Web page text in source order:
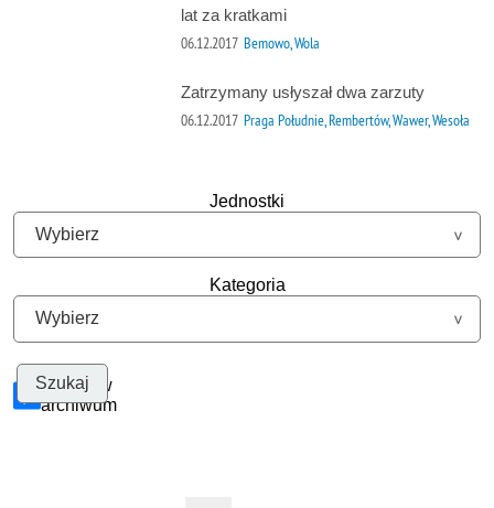
lat za kratkami
06.12.2017 Bemowo, Wola
Zatrzymany usłyszał dwa zarzuty
06.12.2017 Praga Południe, Rembertów, Wawer, Wesoła
Jednostki
Kategoria
Szukaj w
archiwum